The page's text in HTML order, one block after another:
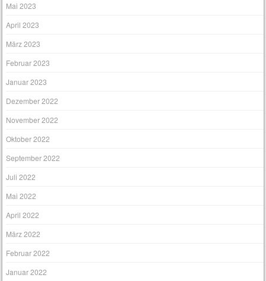
Mai 2023
April 2023
März 2023
Februar 2023
Januar 2023
Dezember 2022
November 2022
Oktober 2022
September 2022
Juli 2022
Mai 2022
April 2022
März 2022
Februar 2022
Januar 2022